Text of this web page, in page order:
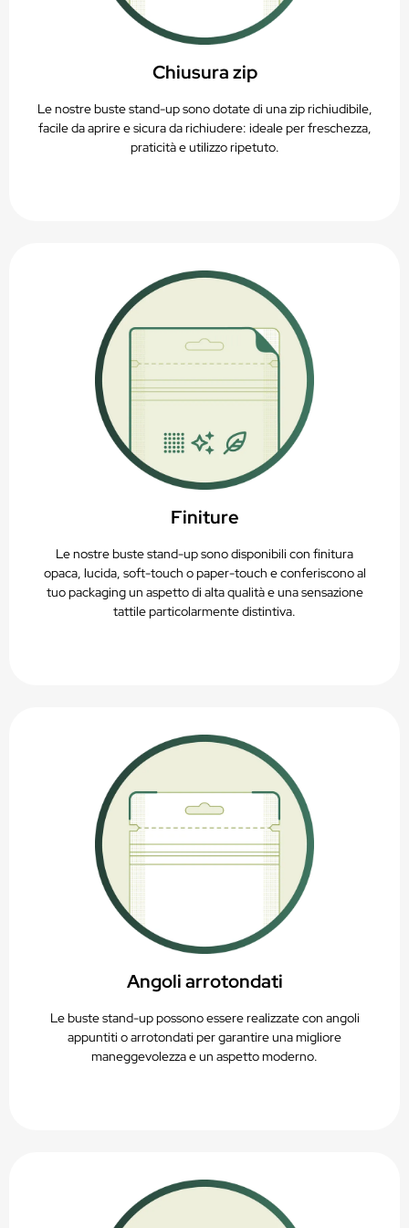
Chiusura zip
Le nostre buste stand-up sono dotate di una zip richiudibile,
facile da aprire e sicura da richiudere: ideale per freschezza,
praticità e utilizzo ripetuto.
Finiture
Le nostre buste stand-up sono disponibili con finitura
opaca, lucida, soft-touch o paper-touch e conferiscono al
tuo packaging un aspetto di alta qualità e una sensazione
tattile particolarmente distintiva.
Angoli arrotondati
Le buste stand-up possono essere realizzate con angoli
appuntiti o arrotondati per garantire una migliore
maneggevolezza e un aspetto moderno.